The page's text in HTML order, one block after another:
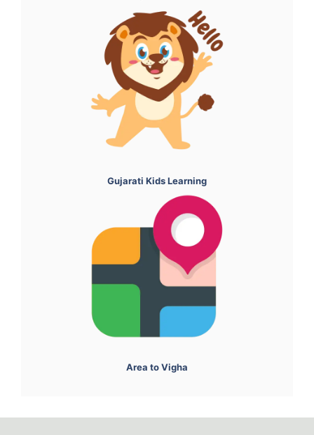
Gujarati Kids Learning
Area to Vigha